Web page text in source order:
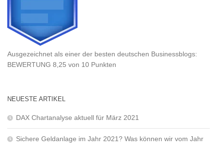
Ausgezeichnet als einer der besten deutschen Businessblogs:
BEWERTUNG 8,25 von 10 Punkten
NEUESTE ARTIKEL
DAX Chartanalyse aktuell für März 2021
Sichere Geldanlage im Jahr 2021? Was können wir vom Jahr